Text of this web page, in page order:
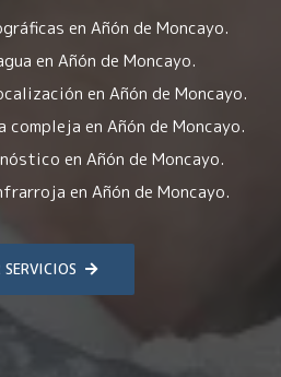
en Añón de Moncayo.
en Añón de Moncayo.
en Añón de Moncayo.
en Añón de Moncayo.
en Añón de Moncayo.
en Añón de Moncayo.
SERVICIOS